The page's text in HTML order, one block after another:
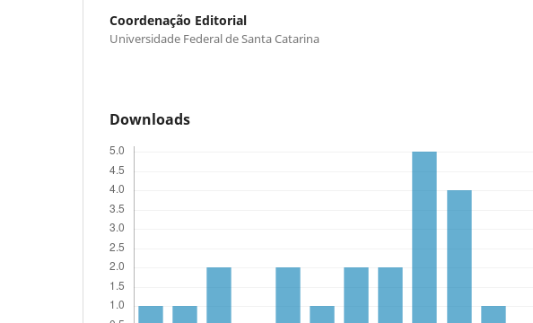
Coordenação Editorial
Universidade Federal de Santa Catarina
Downloads